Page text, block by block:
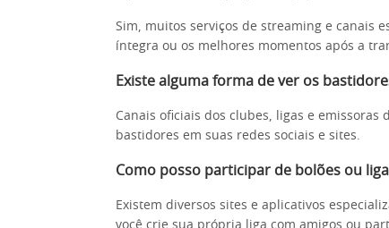
Sim, muitos serviços de streaming e canais
íntegra ou os melhores momentos após a
Existe alguma forma de ver os
Canais oficiais dos clubes, ligas e
bastidores em suas redes sociais e sites.
Como posso participar de bolões ou
Existem diversos sites e aplicativos
você crie sua própria liga com amigos ou